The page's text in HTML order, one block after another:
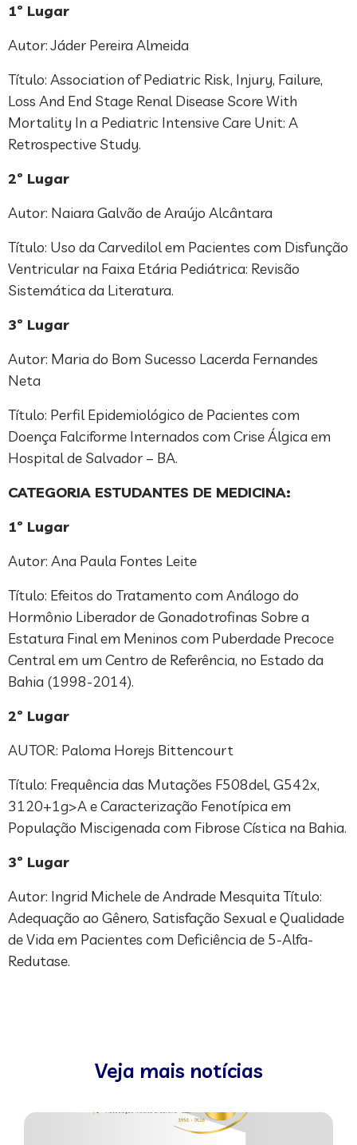
1º Lugar
Autor: Jáder Pereira Almeida
Título: Association of Pediatric Risk, Injury, Failure,
Loss And End Stage Renal Disease Score With
Mortality In a Pediatric Intensive Care Unit: A
Retrospective Study.
2º Lugar
Autor: Naiara Galvão de Araújo Alcântara
Título: Uso da Carvedilol em Pacientes com Disfunção
Ventricular na Faixa Etária Pediátrica: Revisão
Sistemática da Literatura.
3º Lugar
Autor: Maria do Bom Sucesso Lacerda Fernandes
Neta
Título: Perfil Epidemiológico de Pacientes com
Doença Falciforme Internados com Crise Álgica em
Hospital de Salvador – BA.
CATEGORIA ESTUDANTES DE MEDICINA:
1º Lugar
Autor: Ana Paula Fontes Leite
Título: Efeitos do Tratamento com Análogo do
Hormônio Liberador de Gonadotrofinas Sobre a
Estatura Final em Meninos com Puberdade Precoce
Central em um Centro de Referência, no Estado da
Bahia (1998-2014).
2º Lugar
AUTOR: Paloma Horejs Bittencourt
Título: Frequência das Mutações F508del, G542x,
3120+1g>A e Caracterização Fenotípica em
População Miscigenada com Fibrose Cística na Bahia.
3º Lugar
Autor: Ingrid Michele de Andrade Mesquita Título:
Adequação ao Gênero, Satisfação Sexual e Qualidade
de Vida em Pacientes com Deficiência de 5-Alfa-
Redutase.
Veja mais notícias